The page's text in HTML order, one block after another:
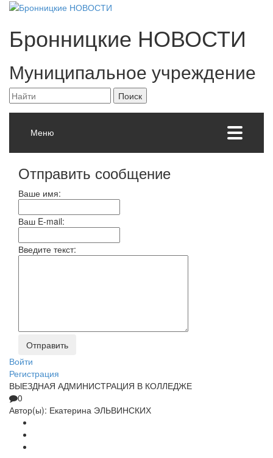
Бронницкие НОВОСТИ
Муниципальное учреждение
Меню
Отправить сообщение
Ваше имя:
Ваш E-mail:
Введите текст:
Войти
Регистрация
ВЫЕЗДНАЯ АДМИНИСТРАЦИЯ В КОЛЛЕДЖЕ
0
Автор(ы): Екатерина ЭЛЬВИНСКИХ